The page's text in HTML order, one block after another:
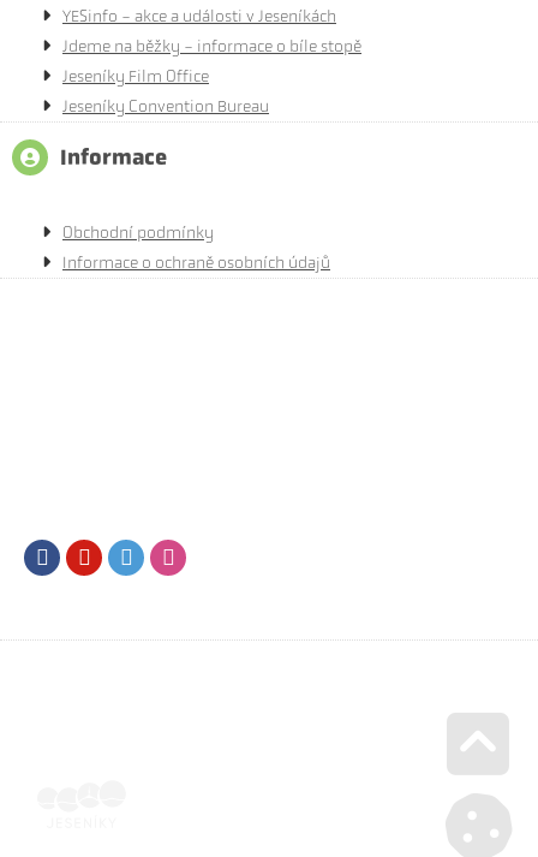
YESinfo - akce a události v Jeseníkách
Jdeme na běžky - informace o bíle stopě
Jeseníky Film Office
Jeseníky Convention Bureau
Informace
Obchodní podmínky
Informace o ochraně osobních údajů
FacebookYoutubeTwitter
Go